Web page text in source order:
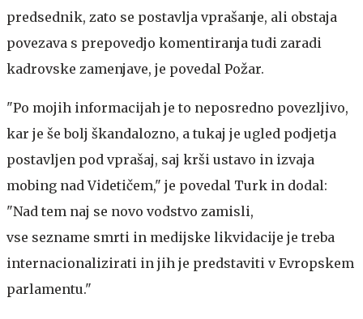
predsednik, zato se postavlja vprašanje, ali obstaja
povezava s prepovedjo komentiranja tudi zaradi
kadrovske zamenjave, je povedal Požar.
"Po mojih informacijah je to neposredno povezljivo,
kar je še bolj škandalozno, a tukaj je ugled podjetja
postavljen pod vprašaj, saj krši ustavo in izvaja
mobing nad Videtičem," je povedal Turk in dodal:
"Nad tem naj se novo vodstvo zamisli,
vse sezname smrti in medijske likvidacije je treba
internacionalizirati in jih je predstaviti v Evropskem
parlamentu."